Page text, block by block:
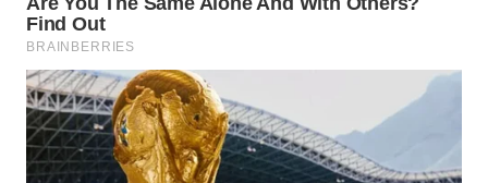
KALTIM
WN
SULSEL
WN
GORONTALO